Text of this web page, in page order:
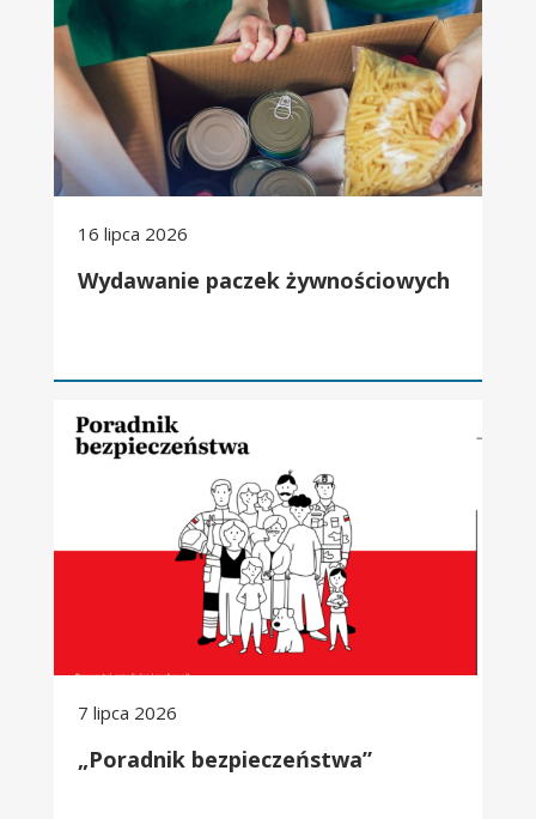
16 lipca 2026
Wydawanie paczek żywnościowych
„Poradnik bezpieczeństwa”
7 lipca 2026
„Poradnik bezpieczeństwa”